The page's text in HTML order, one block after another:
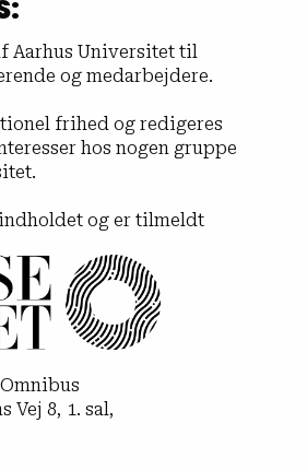
Aarhus Universitet til
og medarbejdere.
frihed og redigeres
hos nogen gruppe
og er tilmeldt
Vej 8, 1. sal,